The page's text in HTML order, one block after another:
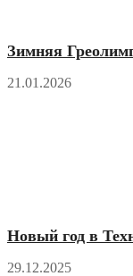
Зимняя
21.01.2026
Новый год в
29.12.2025